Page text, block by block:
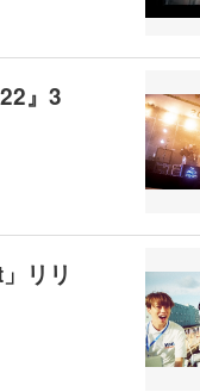
』3
リリ